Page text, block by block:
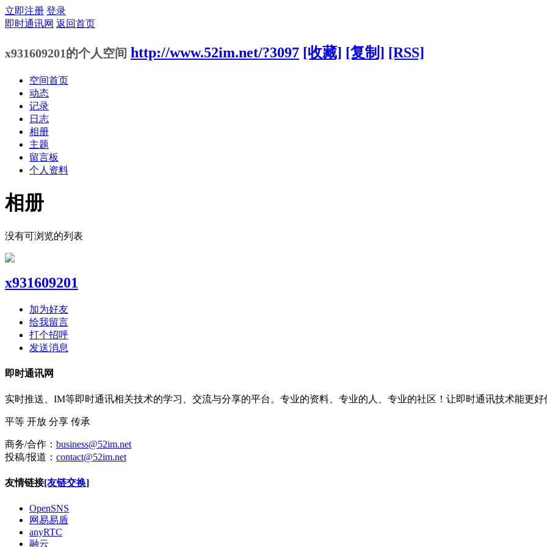
立即注册 登录
即时通讯网 返回首页
x931609201的个人空间 http://www.52im.net/?3097 [收藏] [复制] [RSS]
空间首页
动态
记录
日志
相册
主题
留言板
个人资料
相册
没有可浏览的列表
x931609201
加为好友
给我留言
打个招呼
发送消息
即时通讯网
实时推送、IM等即时通讯相关技术的学习、交流与分享的平台。专业的资料、专业的人、专业的社区！让即时通讯技术能更好
平等 开放 分享 传承
商务/合作： business@52im.net
投稿/报道： contact@52im.net
友情链接[友链交换]
OpenSNS
网易易盾
anyRTC
融云